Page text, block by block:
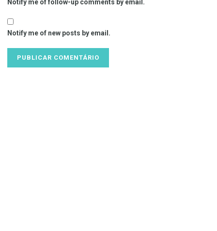
Notify me of follow-up comments by email.
Notify me of new posts by email.